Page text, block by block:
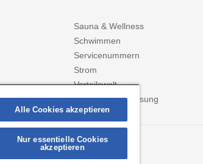
Sauna & Wellness
Schwimmen
Servicenummern
Strom
Vorteilswelt
Zählerstanderfassung
ANMELDEN
Alle Cookies akzeptieren
Nur essentielle Cookies
akzeptieren